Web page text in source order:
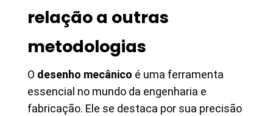
relação a outras
metodologias
O desenho mecânico é uma ferramenta
essencial no mundo da engenharia e
fabricação. Ele se destaca por sua precisão